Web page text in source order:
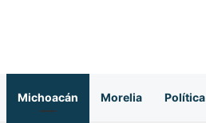
Michoacán Morelia Política